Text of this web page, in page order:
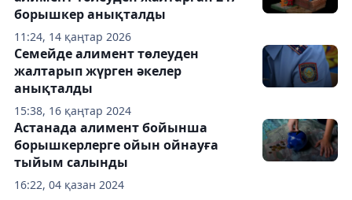
11:24, 14 қаңтар 2026
борышкер анықталды
15:38, 16 қаңтар 2024
Семейде алимент төлеуден
жалтарып жүрген әкелер
анықталды
16:22, 04 қазан 2024
Астанада алимент бойынша
борышкерлерге ойын ойнауға
тыйым салынды